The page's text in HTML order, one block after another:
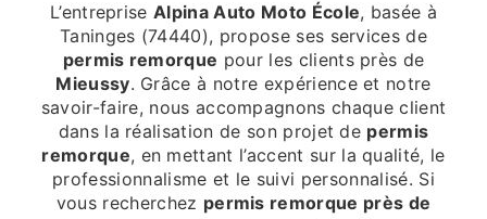
L’entrepriseAlpina Auto Moto École, basée à
Taninges (74440), propose ses services de
permis remorque pour les clients près de
Mieussy. Grâce à notre expérience et notre
savoir-faire, nous accompagnons chaque client
dans la réalisation de son projet de permis
remorque, en mettant l’accent sur la qualité, le
professionnalisme et le suivi personnalisé. Si
vous recherchez permis remorque près de